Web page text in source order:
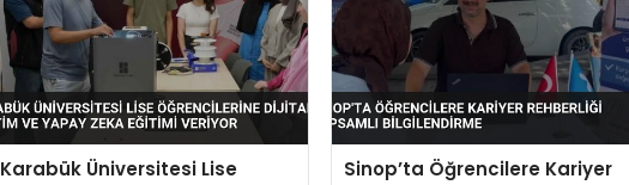
Karabük Üniversitesi Lise
Sinop’ta Öğrencilere Kariyer